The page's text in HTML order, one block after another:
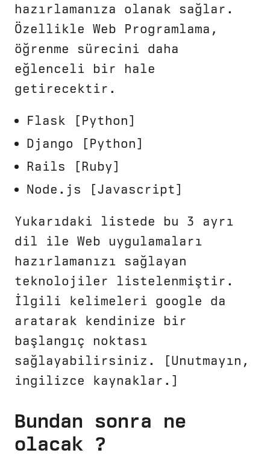
hazırlamanıza olanak sağlar.
Özellikle Web Programlama,
öğrenme sürecini daha
eğlenceli bir hale
getirecektir.
Flask [Python]
Django [Python]
Rails [Ruby]
Node.js [Javascript]
Yukarıdaki listede bu 3 ayrı
dil ile Web uygulamaları
hazırlamanızı sağlayan
teknolojiler listelenmiştir.
İlgili kelimeleri google da
aratarak kendinize bir
başlangıç noktası
sağlayabilirsiniz. [Unutmayın,
ingilizce kaynaklar.]
Bundan sonra ne
olacak ?